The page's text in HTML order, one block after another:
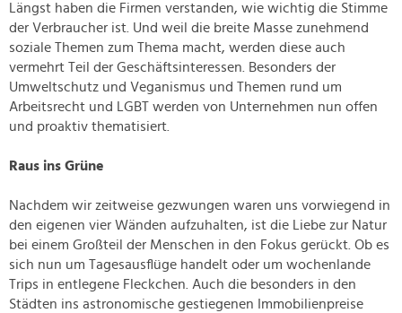
Längst haben die Firmen verstanden, wie wichtig die Stimme
der Verbraucher ist. Und weil die breite Masse zunehmend
soziale Themen zum Thema macht, werden diese auch
vermehrt Teil der Geschäftsinteressen. Besonders der
Umweltschutz und Veganismus und Themen rund um
Arbeitsrecht und LGBT werden von Unternehmen nun offen
und proaktiv thematisiert.
Raus ins Grüne
Nachdem wir zeitweise gezwungen waren uns vorwiegend in
den eigenen vier Wänden aufzuhalten, ist die Liebe zur Natur
bei einem Großteil der Menschen in den Fokus gerückt. Ob es
sich nun um Tagesausflüge handelt oder um wochenlande
Trips in entlegene Fleckchen. Auch die besonders in den
Städten ins astronomische gestiegenen Immobilienpreise